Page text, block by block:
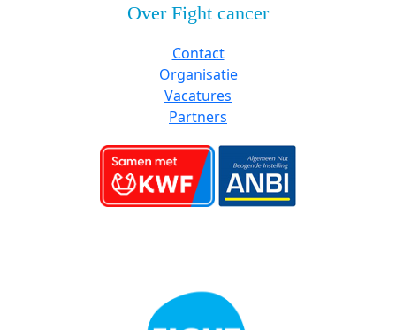
Over Fight cancer
Contact
Organisatie
Vacatures
Partners